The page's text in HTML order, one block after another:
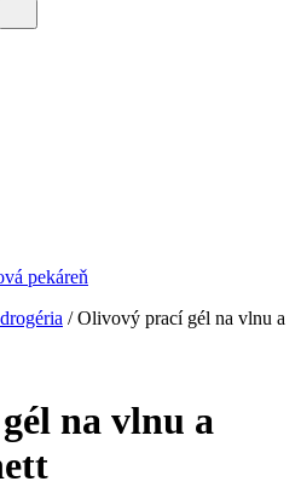
pekáreň
/ Olivový prací gél na vlnu a
na vlnu a